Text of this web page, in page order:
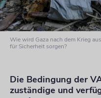
Wie wird Gaza nach dem Krieg
für Sicherheit sorgen?
Die Bedingung der
zuständige und